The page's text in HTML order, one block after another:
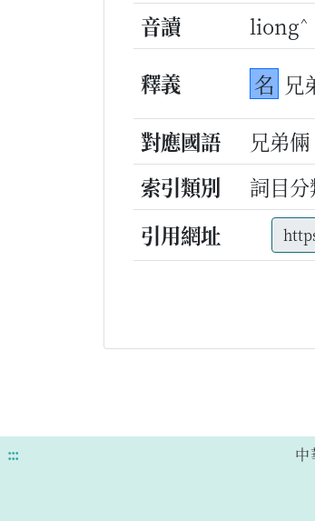
音讀
liong^
釋義 名 兄
對應國語
兄弟倆
索引類別
詞目
引用網址
:::